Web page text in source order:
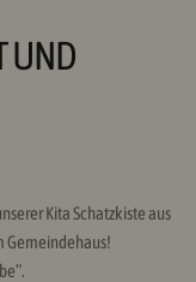
UND
Kita Schatzkiste aus
Gemeindehaus!